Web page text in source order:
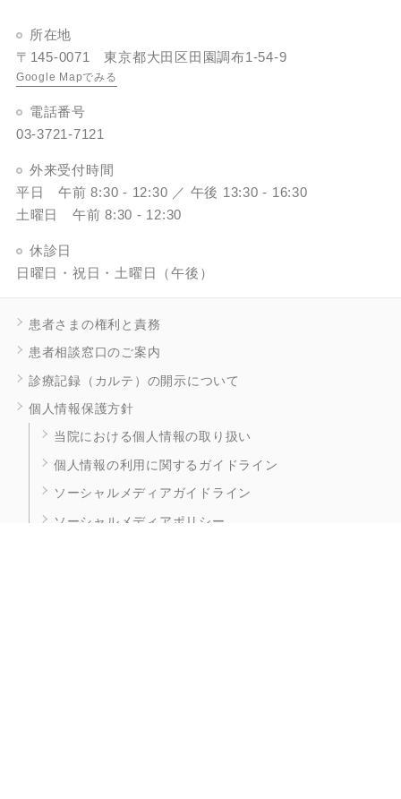
所在地
〒145-0071 東京都大田区田園調布1-54-9
Google Mapでみる
電話番号
03-3721-7121
外来受付時間
平日 午前 8:30 - 12:30 ／ 午後 13:30 - 16:30
土曜日 午前 8:30 - 12:30
休診日
日曜日・祝日・土曜日（午後）
患者さまの権利と責務
患者相談窓口のご案内
診療記録（カルテ）の開示について
個人情報保護方針
当院における個人情報の取り扱い
個人情報の利用に関するガイドライン
ソーシャルメディアガイドライン
ソーシャルメディアポリシー